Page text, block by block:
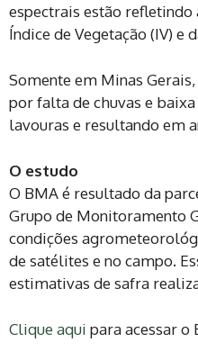
espectrais estão
Índice de Vegetação (IV) e
Somente em Minas
por falta de chuvas e
lavouras e resultando em
O estudo
O BMA é resultado da
Grupo de Monitoramento
condições
de satélites e no campo.
estimativas de safra
Clique aqui para acessar o